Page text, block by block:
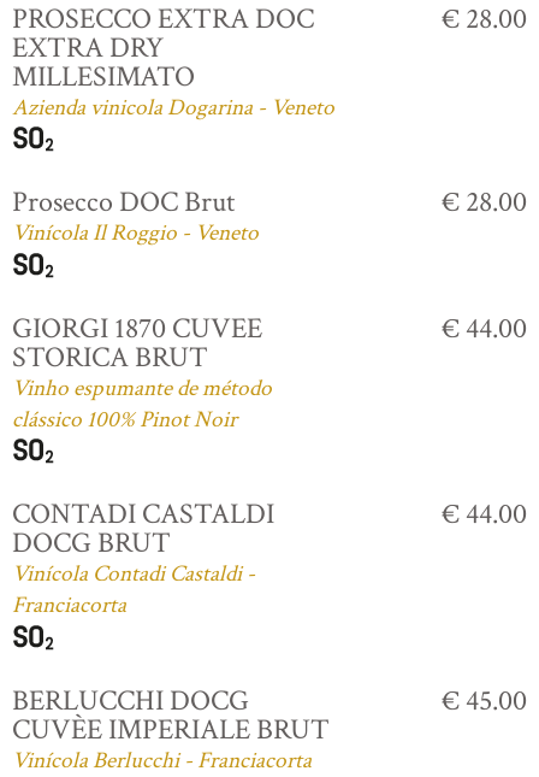
PROSECCO EXTRA DOC
EXTRA DRY
MILLESIMATO
Azienda vinicola Dogarina - Veneto
€ 28.00
Prosecco DOC Brut
Vinícola Il Roggio - Veneto
€ 28.00
GIORGI 1870 CUVEE
STORICA BRUT
Vinho espumante de método
clássico 100% Pinot Noir
€ 44.00
CONTADI CASTALDI
DOCG BRUT
Vinícola Contadi Castaldi -
Franciacorta
€ 44.00
BERLUCCHI DOCG
CUVÈE IMPERIALE BRUT
Vinícola Berlucchi - Franciacorta
€ 45.00